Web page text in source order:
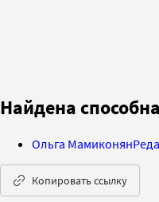
Найдена
Ольга Мамиконян
Копировать ссылку